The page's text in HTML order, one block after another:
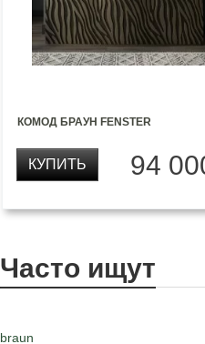
КОМОД БРАУН FENSTER
94
КУПИТЬ
Часто ищут
braun